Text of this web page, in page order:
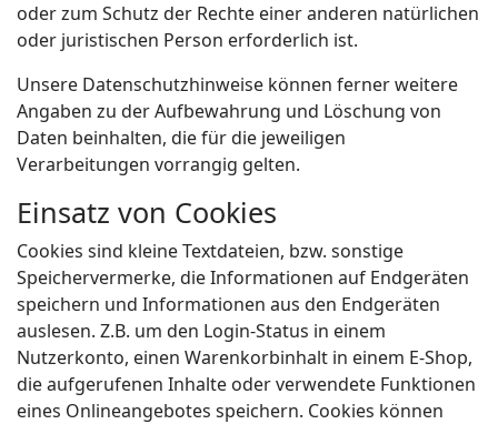
oder zum Schutz der Rechte einer anderen natürlichen
oder juristischen Person erforderlich ist.
Unsere Datenschutzhinweise können ferner weitere
Angaben zu der Aufbewahrung und Löschung von
Daten beinhalten, die für die jeweiligen
Verarbeitungen vorrangig gelten.
Einsatz von Cookies
Cookies sind kleine Textdateien, bzw. sonstige
Speichervermerke, die Informationen auf Endgeräten
speichern und Informationen aus den Endgeräten
auslesen. Z.B. um den Login-Status in einem
Nutzerkonto, einen Warenkorbinhalt in einem E-Shop,
die aufgerufenen Inhalte oder verwendete Funktionen
eines Onlineangebotes speichern. Cookies können